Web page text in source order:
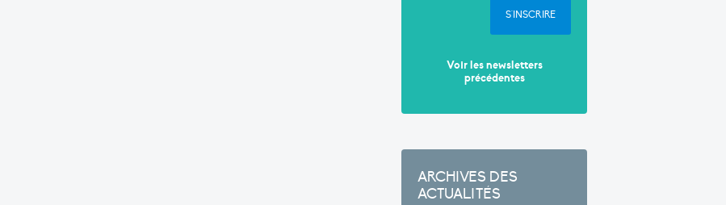
S'INSCRIRE
Voir les newsletters
précédentes
ARCHIVES DES
ACTUALITÉS